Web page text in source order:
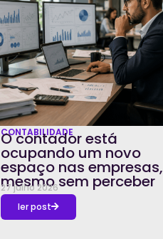
CONTABILIDADE
O contador está
ocupando um novo
espaço nas empresas,
mesmo sem perceber
27 julho 2026
ler post